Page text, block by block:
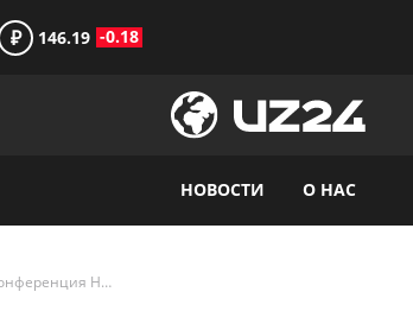
₽ 146.19 -0.18
НОВОСТИ О НАС
22 апреля пройдет конференция HR-бренд в рамках «Премии HR-бренд Центральная Азия»